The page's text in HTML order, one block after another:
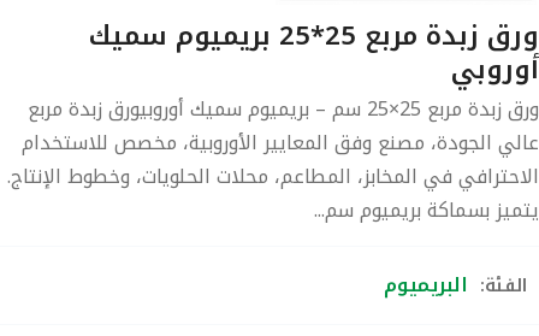
ورق زبدة مربع 25*25 بريميوم سميك
ورق زبدة مربع 25×25 سم – بريميوم سميك أوروبيورق زبدة مربع
الجودة، مصنع وفق المعايير الأوروبية، مخصص للاستخدام
في المخابز، المطاعم، محلات الحلويات، وخطوط الإنتاج.
بسماكة بريميوم سم...
البريميوم